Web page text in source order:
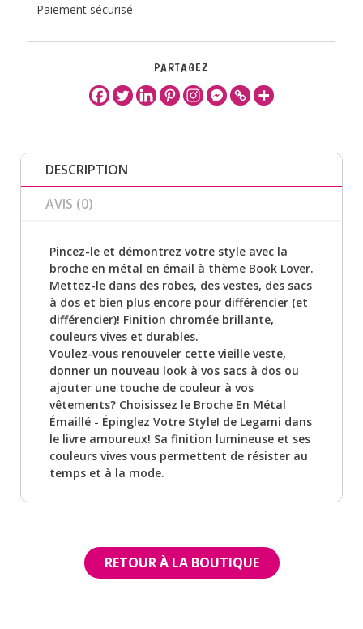
Paiement sécurisé
PARTAGEZ
DESCRIPTION
AVIS (0)
Pincez-le et démontrez votre style avec la
broche en métal en émail à thème Book Lover.
Mettez-le dans des robes, des vestes, des sacs
à dos et bien plus encore pour différencier (et
différencier)! Finition chromée brillante,
couleurs vives et durables.
Voulez-vous renouveler cette vieille veste,
donner un nouveau look à vos sacs à dos ou
ajouter une touche de couleur à vos
vêtements? Choisissez le Broche En Métal
Émaillé - Épinglez Votre Style! de Legami dans
le livre amoureux! Sa finition lumineuse et ses
couleurs vives vous permettent de résister au
temps et à la mode.
RETOUR À LA BOUTIQUE